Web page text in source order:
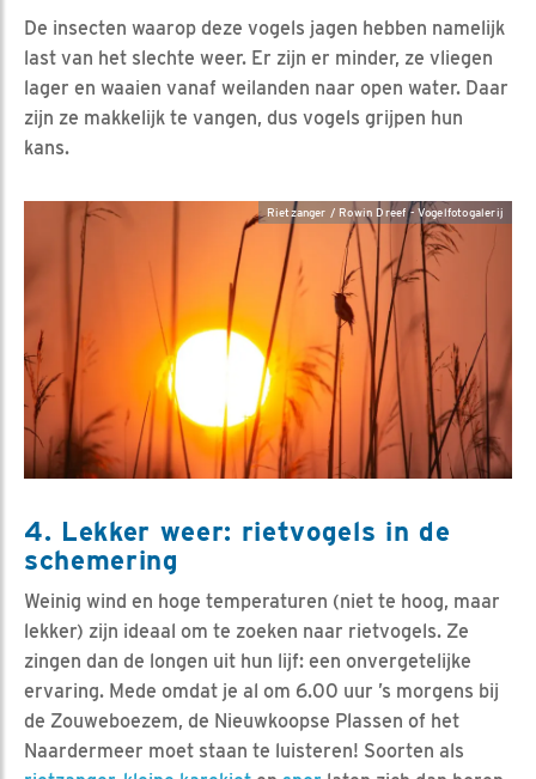
De insecten waarop deze vogels jagen hebben namelijk
last van het slechte weer. Er zijn er minder, ze vliegen
lager en waaien vanaf weilanden naar open water. Daar
zijn ze makkelijk te vangen, dus vogels grijpen hun
kans.
Rietzanger / Rowin Dreef - Vogelfotogalerij
4. Lekker weer: rietvogels in de
schemering
Weinig wind en hoge temperaturen (niet te hoog, maar
lekker) zijn ideaal om te zoeken naar rietvogels. Ze
zingen dan de longen uit hun lijf: een onvergetelijke
ervaring. Mede omdat je al om 6.00 uur ’s morgens bij
de Zouweboezem, de Nieuwkoopse Plassen of het
Naardermeer moet staan te luisteren! Soorten als